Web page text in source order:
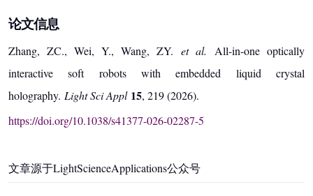
论文信息
Zhang, ZC., Wei, Y., Wang, ZY. et al. All-in-one optically
interactive soft robots with embedded liquid crystal
holography. Light Sci Appl 15, 219 (2026).
https://doi.org/10.1038/s41377-026-02287-5
文章源于LightScienceApplications公众号